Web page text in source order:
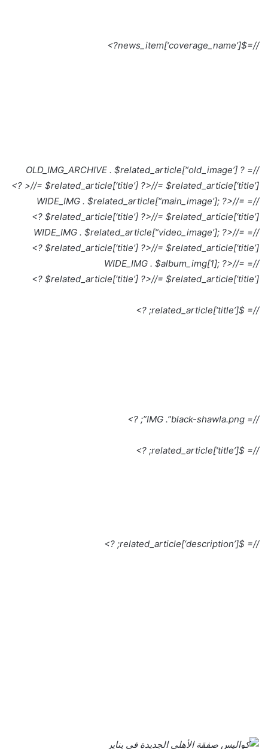
//=$news_item[‘coverage_name’]?>
//= OLD_IMG_ARCHIVE . $related_article[“old_image’] ?
>//= $related_article[‘title’] ?>//= $related_article[‘title’] ?>
//= WIDE_IMG . $related_article[“main_image’]; ?>
//=
$related_article[‘title’] ?>//= $related_article[‘title’] ?>
//= WIDE_IMG . $related_article[“video_image’]; ?>
//=
$related_article[‘title’] ?>//= $related_article[‘title’] ?>
//= WIDE_IMG . $album_img[1]; ?>
//=
$related_article[‘title’] ?>//= $related_article[‘title’] ?>
//= $related_article[‘title’]; ?>
//= IMG .”black-shawla.png”; ?>
//= $related_article[‘title’]; ?>
//= $related_article[‘description’]; ?>